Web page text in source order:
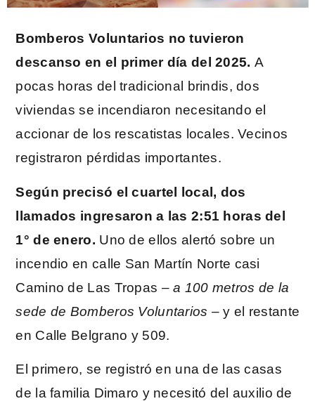
Bomberos Voluntarios no tuvieron
descanso en el primer día del 2025. A
pocas horas del tradicional brindis, dos
viviendas se incendiaron necesitando el
accionar de los rescatistas locales. Vecinos
registraron pérdidas importantes.
Según precisó el cuartel local, dos
llamados ingresaron a las 2:51 horas del
1° de enero. Uno de ellos alertó sobre un
incendio en calle San Martín Norte casi
Camino de Las Tropas – a 100 metros de la
sede de Bomberos Voluntarios –y el restante
en Calle Belgrano y 509.
El primero, se registró en una de las casas
de la familia Dimaro y necesitó del auxilio de